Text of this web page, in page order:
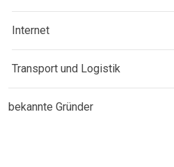
Internet
Transport und Logistik
bekannte Gründer